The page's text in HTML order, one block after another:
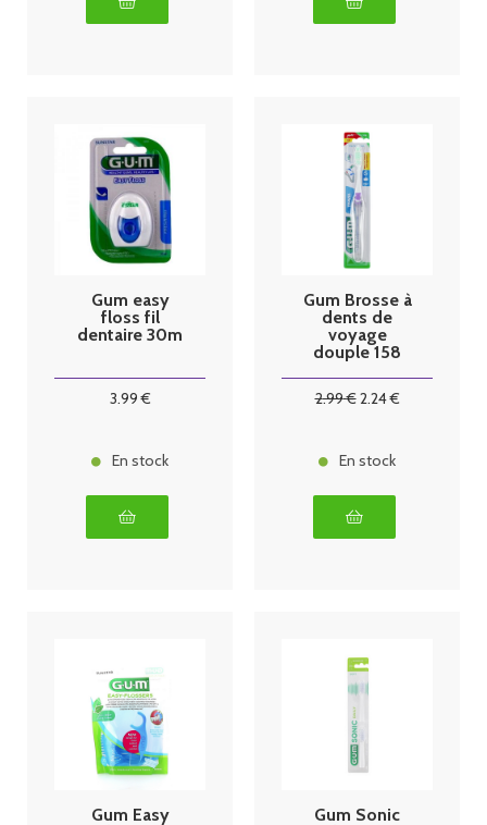
Gum easy
floss fil
dentaire 30m
3.99€
En stock
Gum Brosse à
dents de
voyage
douple 158
2.99€2.24€
En stock
Gum Easy
Gum Sonic